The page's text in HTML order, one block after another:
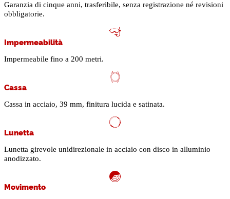
Garanzia di cinque anni, trasferibile, senza registrazione né revisioni
obbligatorie.
Impermeabilità
Impermeabile fino a 200 metri.
Cassa
Cassa in acciaio, 39 mm, finitura lucida e satinata.
Lunetta
Lunetta girevole unidirezionale in acciaio con disco in alluminio
anodizzato.
Movimento